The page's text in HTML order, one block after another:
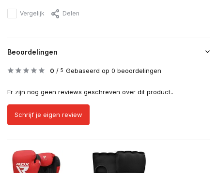
Vergelijk Delen
Beoordelingen
0 / 5 Gebaseerd op 0 beoordelingen
Er zijn nog geen reviews geschreven over dit product..
Schrijf je eigen review